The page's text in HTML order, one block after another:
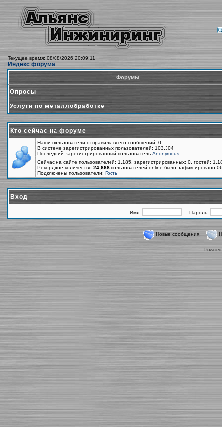
Текущее время: 08/08/2026 20:09:11
Индекс форума
Форумы
Опросы
Услуги по металлобработке
Кто сейчас на форуме
Наши пользователи отправили всего сообщений: 0
В системе зарегистрированных пользователей: 103,304
Последний зарегистрированный пользователь Anonymous
Сейчас на сайте пользователей: 1,185, зарегистрированных: 0, гостей:
Рекордное количество 24,668 пользователей online было зафиксировано
Подключены пользователи: Гость
Вход
Имя: Пароль:
Новые сообщения